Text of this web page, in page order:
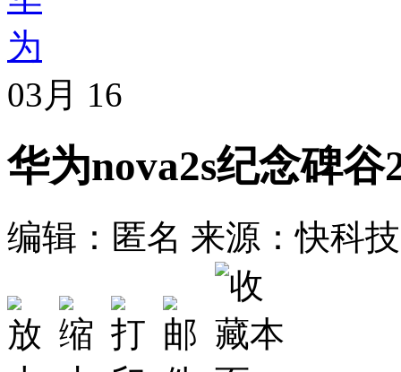
03月 16
华为nova2s纪念碑
编辑：匿名 来源：快科技